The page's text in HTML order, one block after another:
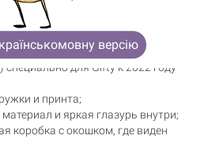
«Тигррр»
разработанный иллюстратором
для Gifty к 2022 году
и принта;
и яркая глазурь внутри;
коробка с окошком, где виден
версію